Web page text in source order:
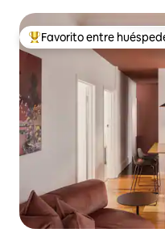
Favorito entre
Favorito entre